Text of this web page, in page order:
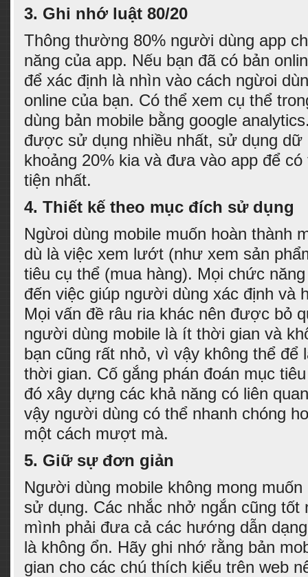
3. Ghi nhớ luật 80/20
Thông thường 80% người dùng app
năng của app. Nếu bạn đã có bản
để xác định là nhìn vào cách ngừoi
online của bạn. Có thể xem cụ thể
dùng bản mobile bằng google
được sử dụng nhiều nhất, sử dụng dữ
khoảng 20% kia và đưa vào app để
tiện nhất.
4. Thiết kế theo mục đích sử dụng
Ngừoi dùng mobile muốn hoàn thành
dù là việc xem lướt (như xem sản
tiêu cụ thể (mua hàng). Mọi chức
đến việc giúp người dùng xác định và
Mọi vấn đề râu ria khác nên được bỏ
người dùng mobile là ít thời gian và
bạn cũng rất nhỏ, vì vậy không thể để
thời gian. Cố gắng phán đoán mục
đó xây dựng các khả năng có liên
vậy người dùng có thể nhanh chóng
một cách mượt mà.
5. Giữ sự đơn giản
Người dùng mobile không mong
sử dụng. Các nhắc nhở ngắn cũng tốt
mình phải đưa cả các hướng dẫn
là không ổn. Hãy ghi nhớ rằng bản
gian cho các chú thích kiểu trên web